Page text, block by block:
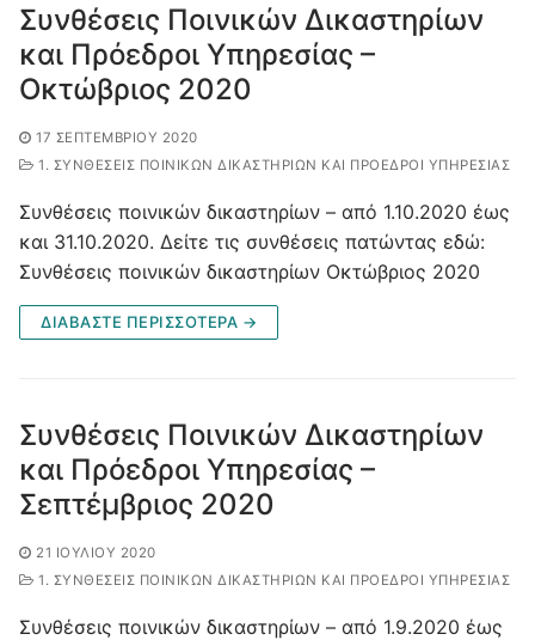
Συνθέσεις Ποινικών Δικαστηρίων
και Πρόεδροι Υπηρεσίας –
Οκτώβριος 2020
17 ΣΕΠΤΕΜΒΡΊΟΥ 2020
1. ΣΥΝΘΈΣΕΙΣ ΠΟΙΝΙΚΏΝ ΔΙΚΑΣΤΗΡΊΩΝ ΚΑΙ ΠΡΌΕΔΡΟΙ ΥΠΗΡΕΣΊΑΣ
Συνθέσεις ποινικών δικαστηρίων – από 1.10.2020 έως
και 31.10.2020. Δείτε τις συνθέσεις πατώντας εδώ:
Συνθέσεις ποινικών δικαστηρίων Οκτώβριος 2020
ΔΙΑΒΑΣΤΕ ΠΕΡΙΣΣΟΤΕΡΑ →
Συνθέσεις Ποινικών Δικαστηρίων
και Πρόεδροι Υπηρεσίας –
Σεπτέμβριος 2020
21 ΙΟΥΛΊΟΥ 2020
1. ΣΥΝΘΈΣΕΙΣ ΠΟΙΝΙΚΏΝ ΔΙΚΑΣΤΗΡΊΩΝ ΚΑΙ ΠΡΌΕΔΡΟΙ ΥΠΗΡΕΣΊΑΣ
Συνθέσεις ποινικών δικαστηρίων – από 1.9.2020 έως